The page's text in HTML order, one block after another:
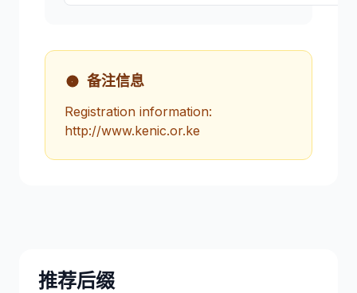
备注信息
Registration information:
http://www.kenic.or.ke
推荐后缀